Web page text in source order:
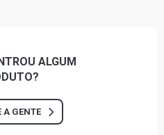
ALGUM
A GENTE